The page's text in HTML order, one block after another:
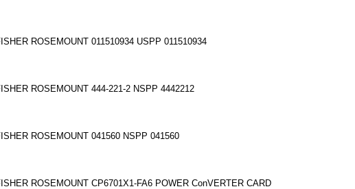
ROSEMOUNT 011510934 USPP 011510934
ROSEMOUNT 444-221-2 NSPP 4442212
ROSEMOUNT 041560 NSPP 041560
ROSEMOUNT CP6701X1-FA6 POWER ConVERTER CARD